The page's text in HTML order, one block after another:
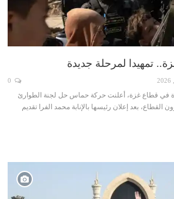
تمهيدا لمرحلة جديدة
في قطاع غزة، أعلنت حركة حماس حل لجنة الطوارئ
القطاع، بعد إعلان رئيسها بالإنابة محمد الفرا تقديم